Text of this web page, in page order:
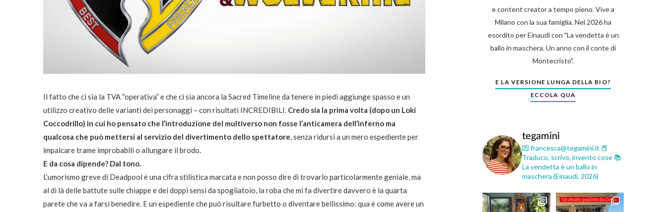
Il fatto che ci sia la TVA “operativa” e che ci sia ancora la Sacred Timeline da tenere in piedi aggiunge spasso e un
utilizzo creativo delle varianti dei personaggi – con risultati INCREDIBILI. Credo sia la prima volta (dopo un Loki
Coccodrillo) in cui ho pensato che l’introduzione del multiverso non fosse l’anticamera dell’inferno ma
qualcosa che può mettersi al servizio del divertimento dello spettatore, senza ridursi a un mero espediente per
impalcare trame improbabili o allungare il brodo.
E da cosa dipende? Dal tono.
L’umorismo greve di Deadpool è una cifra stilistica marcata e non posso dire di trovarlo particolarmente geniale, ma
al di là delle battute sulle chiappe e dei doppi sensi da spogliatoio, la roba che mi fa divertire davvero è la quarta
parete che va a farsi benedire. E un espediente che può risultare furbetto o diventare bellissimo: qua è come avere un
e content creator a tempo pieno. Vive a
Milano con la sua famiglia. Nel 2026 ha
esordito per Einaudi con "La vendetta è un
ballo in maschera. Un anno con il conte di
Montecristo".
E LA VERSIONE LUNGA DELLA BIO?
ECCOLA QUA
tegamini
💌 francesca@tegamini.it 📕
Traduco, scrivo, invento cose 📚
La vendetta è un ballo in
maschera (Einaudi, 2026)